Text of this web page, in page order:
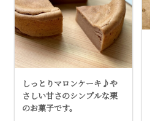
しっとりマロンケーキ♪や
さしい甘さのシンプルな栗
のお菓子です。